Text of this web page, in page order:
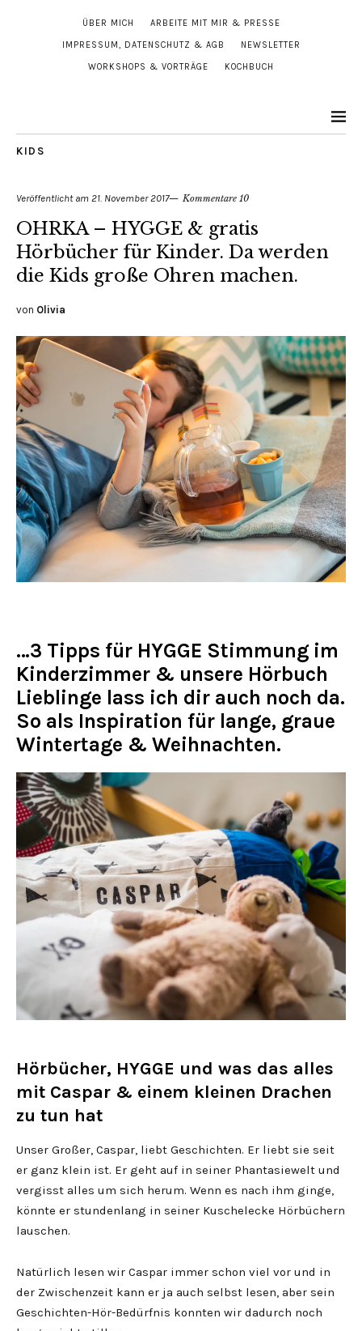
ÜBER MICH ARBEITE MIT MIR & PRESSE
IMPRESSUM, DATENSCHUTZ & AGB NEWSLETTER
WORKSHOPS & VORTRÄGE KOCHBUCH
KIDS
Veröffentlicht am 21. November 2017 Kommentare 10
OHRKA – HYGGE & gratis
Hörbücher für Kinder. Da werden
die Kids große Ohren machen.
von Olivia
…3 Tipps für HYGGE Stimmung im
Kinderzimmer & unsere Hörbuch
Lieblinge lass ich dir auch noch da.
So als Inspiration für lange, graue
Wintertage & Weihnachten.
Hörbücher, HYGGE und was das alles
mit Caspar & einem kleinen Drachen
zu tun hat
Unser Großer, Caspar, liebt Geschichten. Er liebt sie seit
er ganz klein ist. Er geht auf in seiner Phantasiewelt und
vergisst alles um sich herum. Wenn es nach ihm ginge,
könnte er stundenlang in seiner Kuschelecke Hörbüchern
lauschen.
Natürlich lesen wir Caspar immer schon viel vor und in
der Zwischenzeit kann er ja auch selbst lesen, aber sein
Geschichten-Hör-Bedürfnis konnten wir dadurch noch